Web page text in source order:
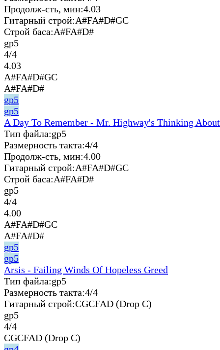
Продолж-сть, мин:4.03
Гитарный строй:A#FA#D#GC
Строй баса:A#FA#D#
gp5
4/4
4.03
A#FA#D#GC
A#FA#D#
gp5
gp5
A Day To Remember - Mr. Highway's Thinking
Тип файла:gp5
Размерность такта:4/4
Продолж-сть, мин:4.00
Гитарный строй:A#FA#D#GC
Строй баса:A#FA#D#
gp5
4/4
4.00
A#FA#D#GC
A#FA#D#
gp5
gp5
Arsis - Failing Winds Of Hopeless Greed
Тип файла:gp5
Размерность такта:4/4
Гитарный строй:CGCFAD (Drop C)
gp5
4/4
CGCFAD (Drop C)